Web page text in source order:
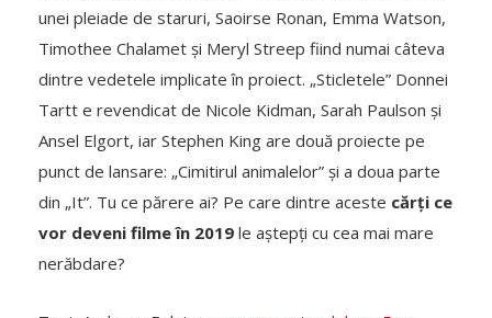
unei pleiade de staruri, Saoirse Ronan, Emma Watson,
Timothee Chalamet și Meryl Streep fiind numai câteva
dintre vedetele implicate în proiect. „Sticletele” Donnei
Tartt e revendicat de Nicole Kidman, Sarah Paulson și
Ansel Elgort, iar Stephen King are două proiecte pe
punct de lansare: „Cimitirul animalelor” și a doua parte
din „It”. Tu ce părere ai? Pe care dintre aceste cărți ce
vor deveni filme în 2019 le aștepți cu cea mai mare
nerăbdare?